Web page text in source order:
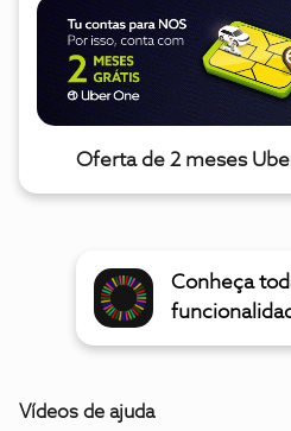
Oferta de 2 meses
Conheça
Vídeos de ajuda